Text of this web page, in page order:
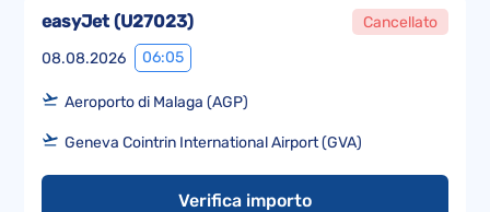
08.08.2026 06:05
easyJet(U27023) Cancellato
Aeroporto di Malaga (AGP)
Geneva Cointrin International Airport (GVA)
Verifica importo